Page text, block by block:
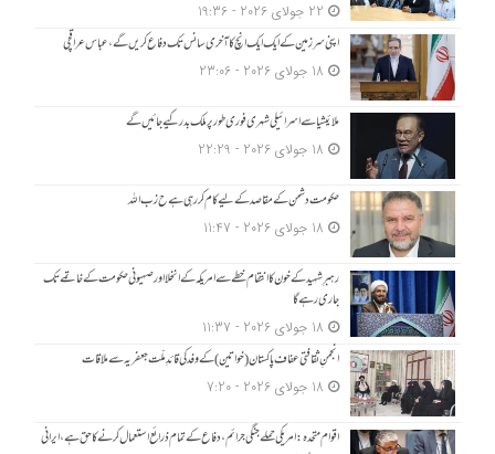
22 جولای 2026 - 19:36
اپنی سرزمین کے ایک ایک انچ کا آخری سانس تک دفاع کریں گے، عباس عراقچی
18 جولای 2026 - 23:06
ملائیشیا سے اسرائیلی شہری فوری طور پر ملک بدر کیے جائیں گے
18 جولای 2026 - 22:29
حکومت دشمن کے مقاصد کے لیے کام کر رہی ہے ح زب ا للہ
18 جولای 2026 - 11:47
رہبرِ شہید کے خون کا انتقام خطے سے امریکہ کے انخلا اور صہیونی حکومت کے خاتمے تک
جاری رہے گا
18 جولای 2026 - 11:37
انجمنِ ثقافتی عفاف پاکستان (خواتین) کے وفد کی قائدِ ملّت جعفریہ سے ملاقات
18 جولای 2026 - 7:20
اقوام متحدہ: امریکی حملے جنگی جرائم، دفاع کے تمام ذرائع استعمال کرنے کا حق ہے، ایرانی